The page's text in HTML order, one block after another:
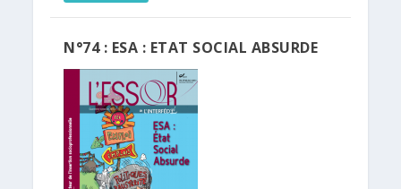
N°74 : ESA : ETAT SOCIAL ABSURDE